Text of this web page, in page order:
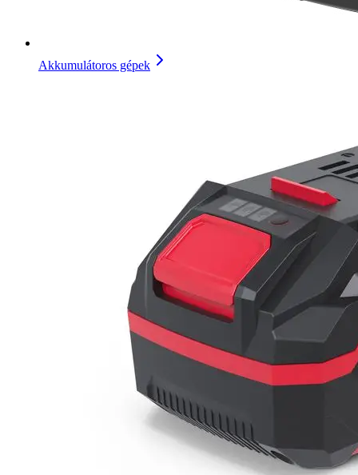
Akkumulátoros gépek